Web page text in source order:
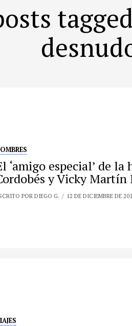
‘amigo especial’ de la
y Vicky Martín
POR DIEGO G. 12 DE DICIEMBRE DE